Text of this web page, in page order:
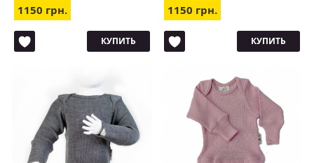
1150 грн.
КУПИТЬ
1150 грн.
КУПИТЬ